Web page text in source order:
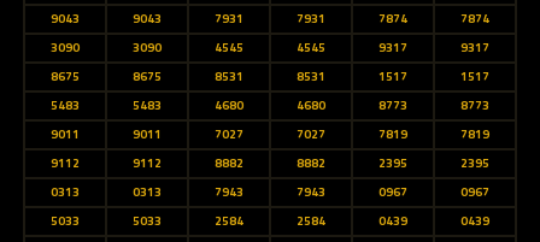
9043
9043 7931 7931 7874
7874
3090
3090 4545 4545 9317
9317
8675
8675 8531 8531 1517
1517
5483
5483 4680 4680 8773
8773
9011
9011 7027 7027 7819
7819
9112
9112 8882 8882 2395
2395
0313
0313 7943 7943 0967
0967
5033
5033 2584 2584 0439
0439